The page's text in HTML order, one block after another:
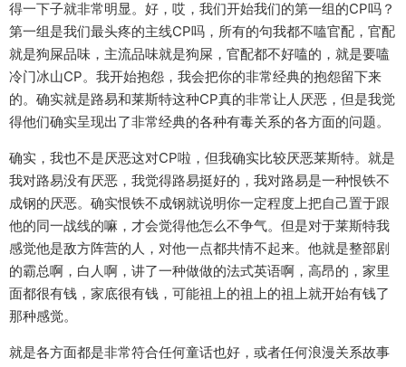
得一下子就非常明显。好，哎，我们开始我们的第一组的CP吗？
第一组是我们最头疼的主线CP吗，所有的句我都不嗑官配，官配
就是狗屎品味，主流品味就是狗屎，官配都不好嗑的，就是要嗑
冷门冰山CP。我开始抱怨，我会把你的非常经典的抱怨留下来
的。确实就是路易和莱斯特这种CP真的非常让人厌恶，但是我觉
得他们确实呈现出了非常经典的各种有毒关系的各方面的问题。
确实，我也不是厌恶这对CP啦，但我确实比较厌恶莱斯特。就是
我对路易没有厌恶，我觉得路易挺好的，我对路易是一种恨铁不
成钢的厌恶。确实恨铁不成钢就说明你一定程度上把自己置于跟
他的同一战线的嘛，才会觉得他怎么不争气。但是对于莱斯特我
感觉他是敌方阵营的人，对他一点都共情不起来。他就是整部剧
的霸总啊，白人啊，讲了一种做做的法式英语啊，高昂的，家里
面都很有钱，家底很有钱，可能祖上的祖上的祖上就开始有钱了
那种感觉。
就是各方面都是非常符合任何童话也好，或者任何浪漫关系故事